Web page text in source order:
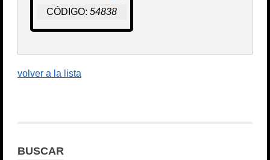
CÓDIGO: 54838
volver a la lista
BUSCAR